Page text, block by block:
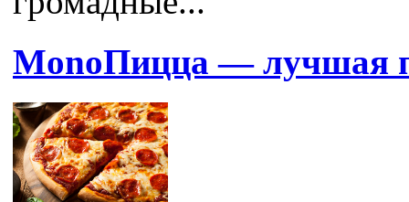
MonoПицца — лучшая